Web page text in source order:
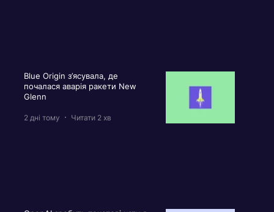
Blue Origin з’ясувала, де
почалася аварія ракети New
Glenn
2 дні тому Читати 2 хв